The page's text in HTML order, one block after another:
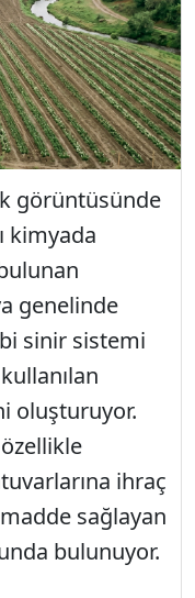
görüntüsünde
kimyada
genelinde
sinir sistemi
oluşturuyor.
ihraç
sağlayan
bulunuyor.